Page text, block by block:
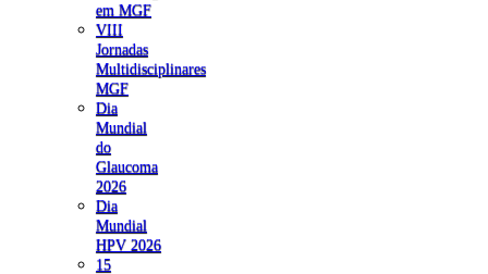
em MGF
VIII
Jornadas
Multidisciplinares
MGF
Dia
Mundial
do
Glaucoma
2026
Dia
Mundial
HPV 2026
15